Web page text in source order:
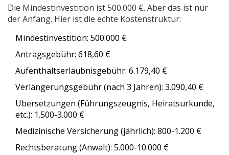
Die Mindestinvestition ist 500.000 €. Aber das ist nur
der Anfang. Hier ist die echte Kostenstruktur:
Mindestinvestition: 500.000 €
Antragsgebühr: 618,60 €
Aufenthaltserlaubnisgebühr: 6.179,40 €
Verlängerungsgebühr (nach 3 Jahren): 3.090,40 €
Übersetzungen (Führungszeugnis, Heiratsurkunde,
etc.): 1.500-3.000 €
Medizinische Versicherung (jährlich): 800-1.200 €
Rechtsberatung (Anwalt): 5.000-10.000 €